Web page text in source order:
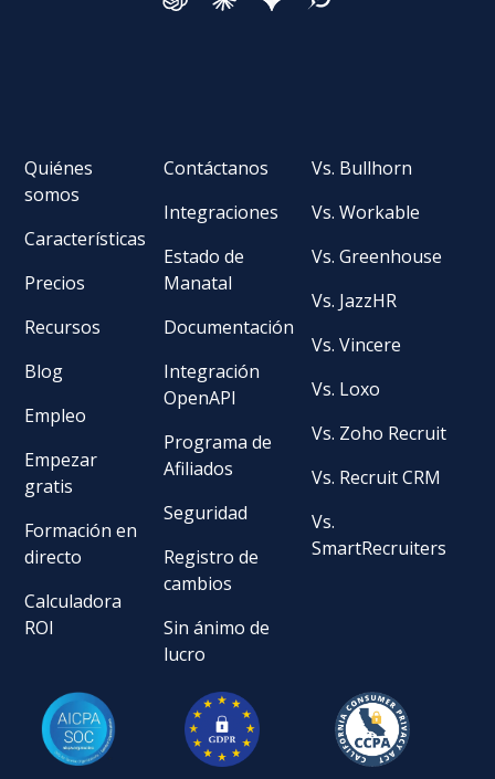
Quiénes
somos
Características
Precios
Recursos
Blog
Empleo
Empezar
gratis
Formación en
directo
Calculadora
ROI
Contáctanos
Integraciones
Estado de
Manatal
Documentación
Integración
OpenAPI
Programa de
Afiliados
Seguridad
Registro de
cambios
Sin ánimo de
lucro
Vs. Bullhorn
Vs. Workable
Vs. Greenhouse
Vs. JazzHR
Vs. Vincere
Vs. Loxo
Vs. Zoho Recruit
Vs. Recruit CRM
Vs.
SmartRecruiters